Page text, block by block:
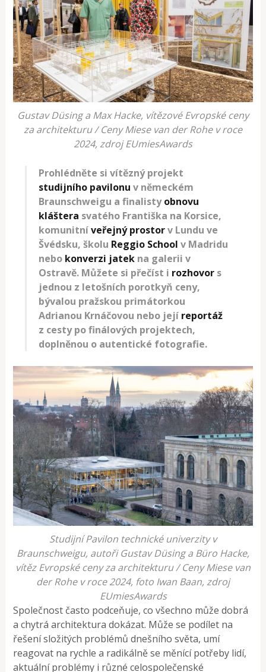
Gustav Düsing a Max Hacke, vítězové Evropské ceny
za architekturu / Ceny Miese van der Rohe v roce
2024, zdroj EUmiesAwards
Prohlédněte si vítězný projekt
studijního pavilonu v německém
Braunschweigu a finalistyobnovu
kláštera svatého Františka na Korsice,
komunitníveřejný prostorv Lundu ve
Švédsku, školu Reggio School v Madridu
nebo konverzi jatek na galerii v
Ostravě. Můžete si přečíst i rozhovor s
jednou z letošních porotkyň ceny,
bývalou pražskou primátorkou
Adrianou Krnáčovou nebo její reportáž
z cesty po finálových projektech,
doplněnou o autentické fotografie.
Studijní Pavilon technické univerzity v
Braunschweigu, autoři Gustav Düsing a Büro Hacke,
vítěz Evropské ceny za architekturu / Ceny Miese van
der Rohe v roce 2024, foto Iwan Baan, zdroj
EUmiesAwards
Společnost často podceňuje, co všechno může dobrá
a chytrá architektura dokázat. Může se podílet na
řešení složitých problémů dnešního světa, umí
reagovat na rychle a radikálně se měnící potřeby lidí,
aktuální problémy i různé celospolečenské